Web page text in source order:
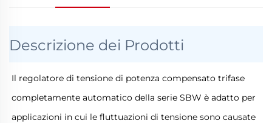
Descrizione dei Prodotti
Il regolatore di tensione di potenza compensato trifase
completamente automatico della serie SBW è adatto per
applicazioni in cui le fluttuazioni di tensione sono causate